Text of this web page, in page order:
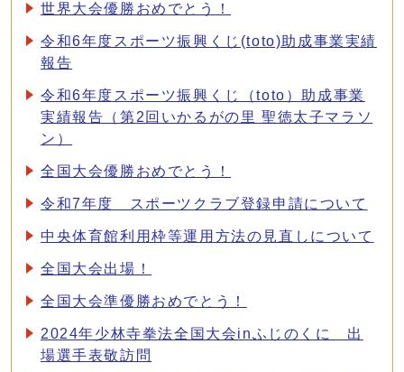
世界大会優勝おめでとう！
令和6年度スポーツ振興くじ(toto)助成事業実績
報告
令和6年度スポーツ振興くじ（toto）助成事業
実績報告（第2回いかるがの里 聖徳太子マラソ
ン）
全国大会優勝おめでとう！
令和7年度 スポーツクラブ登録申請について
中央体育館利用枠等運用方法の見直しについて
全国大会出場！
全国大会準優勝おめでとう！
2024年少林寺拳法全国大会inふじのくに 出
場選手表敬訪問